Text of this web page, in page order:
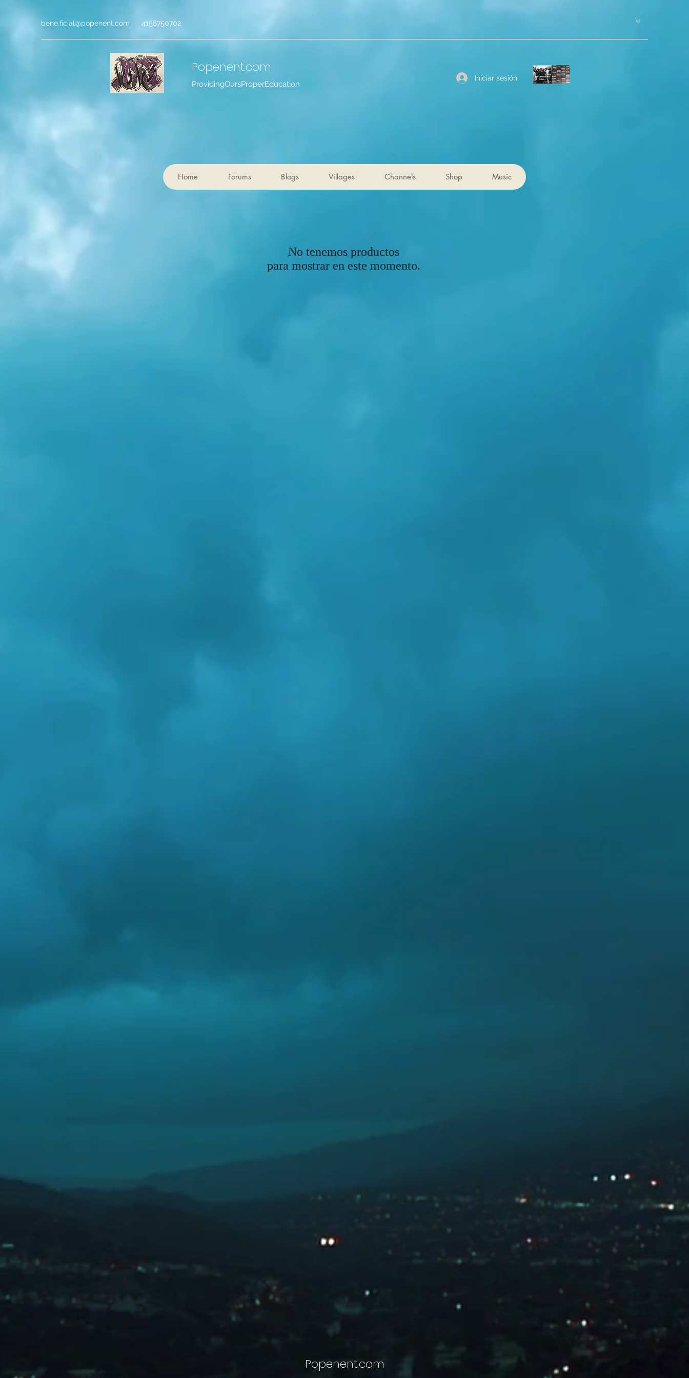
bene.ficial@popenent.com 4158750702
Popenent.com
ProvidingOursProperEducation
Iniciar sesión
Home Forums Blogs Villages Channels Shop Music
No tenemos productos
para mostrar en este momento.
Popenent.com